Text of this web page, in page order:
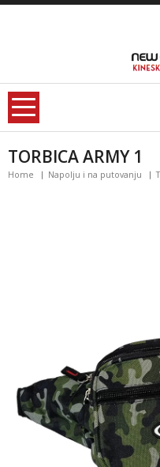
TORBICA ARMY 1
Home Napolju i na putovanju